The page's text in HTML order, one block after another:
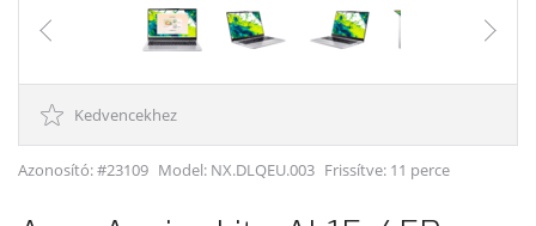
Kedvencekhez
Azonosító: #23109 Model: NX.DLQEU.003 Frissítve: 11 perce